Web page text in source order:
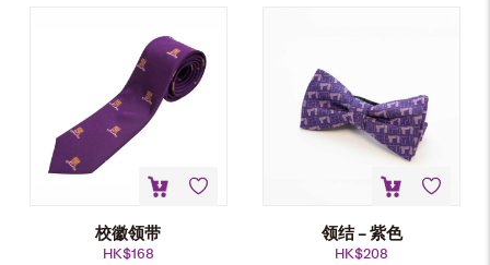
校徽领带
HK$168
领结 – 紫色
HK$208